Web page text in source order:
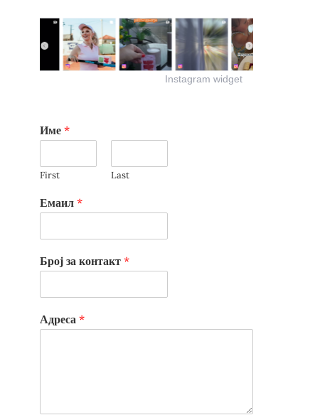
Instagram widget
Име *
First Last
Емаил *
Број за контакт *
Адреса *